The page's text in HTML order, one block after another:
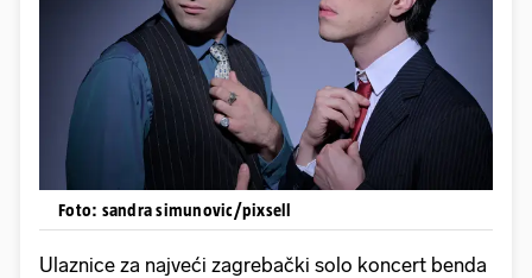
Foto: sandra simunovic/pixsell
Ulaznice za najveći zagrebački solo koncert benda